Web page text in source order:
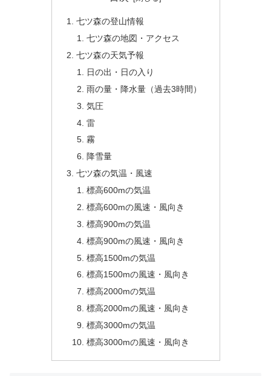
七ツ森の登山情報
七ツ森の地図・アクセス
七ツ森の天気予報
日の出・日の入り
雨の量・降水量（過去3時間）
気圧
雷
霧
降雪量
七ツ森の気温・風速
標高600mの気温
標高600mの風速・風向き
標高900mの気温
標高900mの風速・風向き
標高1500mの気温
標高1500mの風速・風向き
標高2000mの気温
標高2000mの風速・風向き
標高3000mの気温
標高3000mの風速・風向き